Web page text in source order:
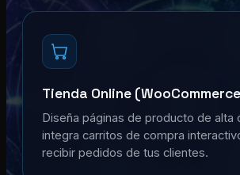
Tienda Online
Diseña páginas de producto de alta
integra carritos de compra
recibir pedidos de tus clientes.